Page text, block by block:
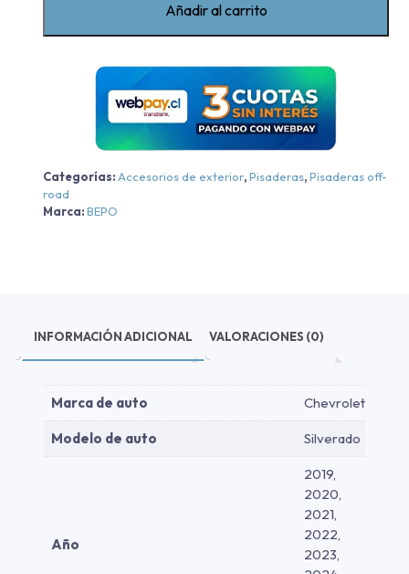
Chevrolet
New
Silverado
TRAILBOSS/HC/ZR2
-
Negra
Negra
Añadir al carrito
Categorías: Accesorios de exterior,Pisaderas,Pisaderas off-
road
Marca:BEPO
INFORMACIÓN ADICIONAL VALORACIONES (0)
Marca de auto Chevrolet
Modelo de auto Silverado
Año
2019,
2020,
2021,
2022,
2023,